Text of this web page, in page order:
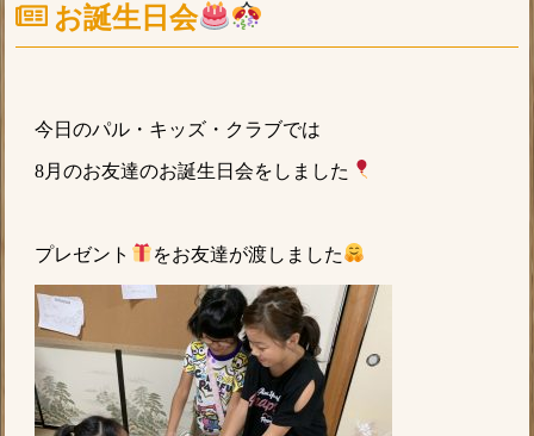
お誕生日会
今日のパル・キッズ・クラブでは
8月のお友達のお誕生日会をしました
プレゼント をお友達が渡しました